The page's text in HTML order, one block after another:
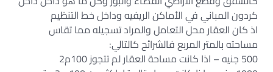
كردون المباني في الأماكن الريفيه وداخل خط التنظيم
اذ كان العقار محل التعامل والمراد تسجيله مما تقاس
مساحته بالمتر المربع فالشرائح كالتالي:
500 جنيه – اذا كانت مساحة العقار لم تتجوز 100م2